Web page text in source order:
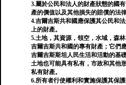
3.屬於公民和法人的財產狀態的國
產的價值以及其他損失的賠償的法律
4.吉爾吉斯共和國應保護其公民和
上的財產。
5.土地，其資源，領空，水域，森
吉爾吉斯共和國的專有財產；它們
吉爾吉斯斯坦人民生活和活動的基
土地也可能具有私有，市政和其他
私有財產。
6.所有者行使權利和實施保護其保